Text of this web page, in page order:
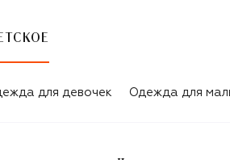
для девочек Одежда для